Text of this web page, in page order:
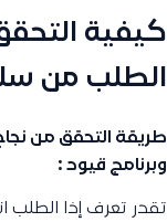
كيفية
الطلب من
طريقة التحقق من
وبرنامج قيود :
تقدر تعرف إذا الطلب